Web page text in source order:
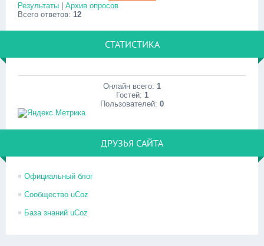
Результаты | Архив опросов
Всего ответов: 12
СТАТИСТИКА
Онлайн всего: 1
Гостей: 1
Пользователей: 0
ДРУЗЬЯ САЙТА
Официальный блог
Сообщество uCoz
База знаний uCoz